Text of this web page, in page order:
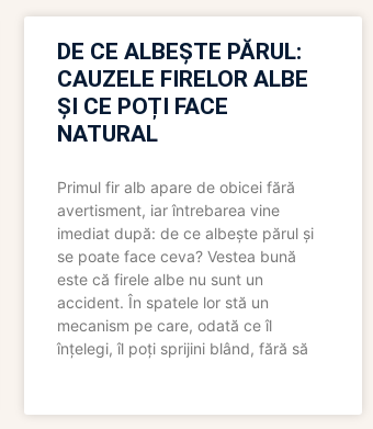
DE CE ALBEȘTE PĂRUL:
CAUZELE FIRELOR ALBE
ȘI CE POȚI FACE
NATURAL
Primul fir alb apare de obicei fără
avertisment, iar întrebarea vine
imediat după: de ce albește părul și
se poate face ceva? Vestea bună
este că firele albe nu sunt un
accident. În spatele lor stă un
mecanism pe care, odată ce îl
înțelegi, îl poți sprijini blând, fără să